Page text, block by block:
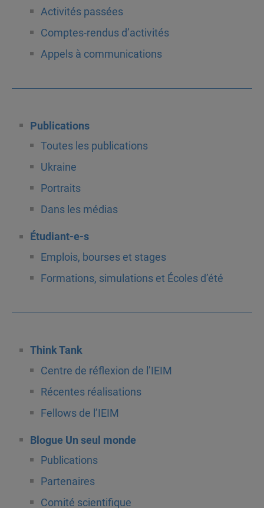
Activités passées
Comptes-rendus d’activités
Appels à communications
Publications
Toutes les publications
Ukraine
Portraits
Dans les médias
Étudiant-e-s
Emplois, bourses et stages
Formations, simulations et Écoles d’été
Think Tank
Centre de réflexion de l’IEIM
Récentes réalisations
Fellows de l’IEIM
Blogue Un seul monde
Publications
Partenaires
Comité scientifique